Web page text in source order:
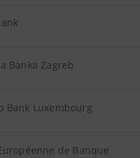
Banka Zagreb
Bank Luxembourg
de Banque